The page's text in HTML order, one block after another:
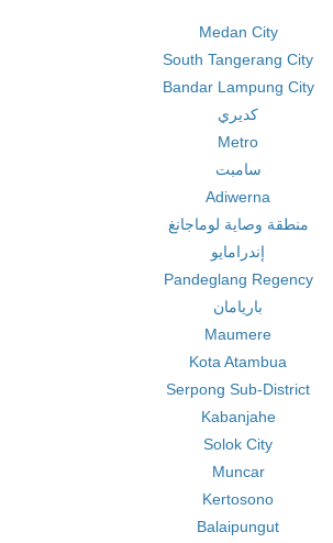
Medan City
South Tangerang City
Bandar Lampung City
كديري
Metro
سامبت
Adiwerna
منطقة وصاية لوماجانغ
إندرامايو
Pandeglang Regency
باريامان
Maumere
Kota Atambua
Serpong Sub-District
Kabanjahe
Solok City
Muncar
Kertosono
Balaipungut